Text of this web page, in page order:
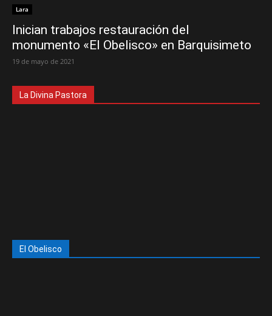
Lara
Inician trabajos restauración del
monumento «El Obelisco» en Barquisimeto
19 de mayo de 2021
La Divina Pastora
El Obelisco